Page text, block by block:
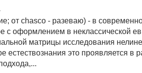
от chasco - разеваю) - в
с оформлением в неклассической
матрицы исследования
естествознания это проявляется в